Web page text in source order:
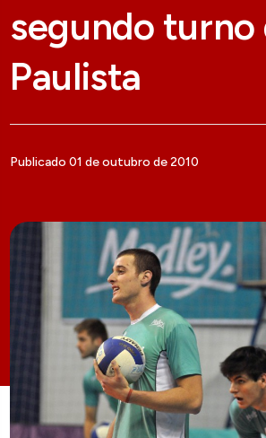
segundo turno
Paulista
Publicado 01 de outubro de 2010